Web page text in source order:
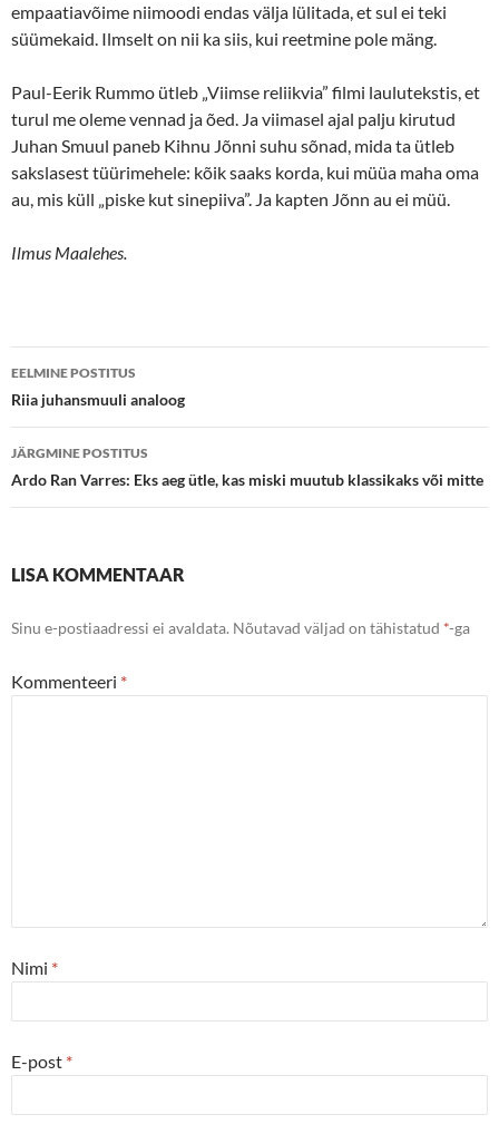
empaatiavõime niimoodi endas välja lülitada, et sul ei teki
süümekaid. Ilmselt on nii ka siis, kui reetmine pole mäng.
Paul-Eerik Rummo ütleb „Viimse reliikvia” filmi laulutekstis, et
turul me oleme vennad ja õed. Ja viimasel ajal palju kirutud
Juhan Smuul paneb Kihnu Jõnni suhu sõnad, mida ta ütleb
sakslasest tüürimehele: kõik saaks korda, kui müüa maha oma
au, mis küll „piske kut sinepiiva”. Ja kapten Jõnn au ei müü.
Ilmus Maalehes.
Postituste
töölaud
EELMINE POSTITUS
Riia juhansmuuli analoog
JÄRGMINE POSTITUS
Ardo Ran Varres: Eks aeg ütle, kas miski muutub klassikaks või mitte
LISA KOMMENTAAR
Sinu e-postiaadressi ei avaldata. Nõutavad väljad on tähistatud *-ga
Kommenteeri *
Nimi *
E-post *